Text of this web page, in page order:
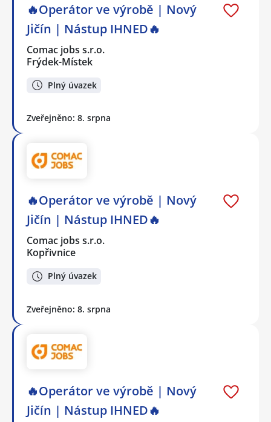
🔥Operátor ve výrobě | Nový
Jičín | Nástup IHNED🔥
Comac jobs s.r.o.
Frýdek-Místek
Plný úvazek
Zveřejněno: 8. srpna
🔥Operátor ve výrobě | Nový
Jičín | Nástup IHNED🔥
Comac jobs s.r.o.
Kopřivnice
Plný úvazek
Zveřejněno: 8. srpna
🔥Operátor ve výrobě | Nový
Jičín | Nástup IHNED🔥